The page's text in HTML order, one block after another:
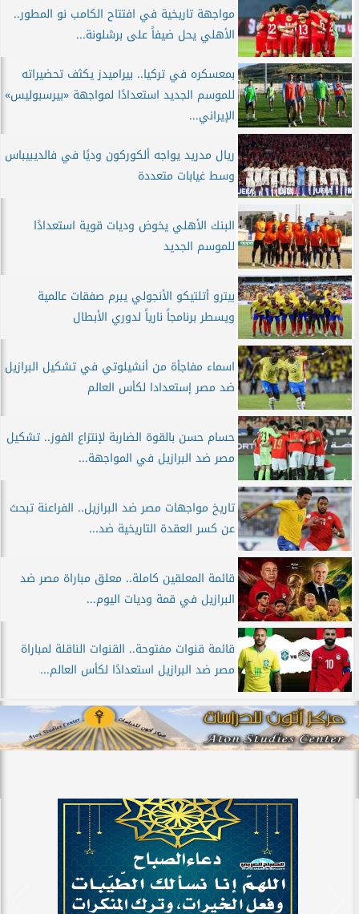
مواجهة تاريخية في افتتاح الكامب نو المطور..
الأهلي يحل ضيفاً على برشلونة...
بمعسكره في تركيا.. بيراميدز يكثف تحضيراته
للموسم الجديد استعدادًا لمواجهة «بيرسبوليس»
الإيراني...
ريال مدريد يواجه ألكوركون وديًا في فالديبيباس
وسط غيابات متعددة
البنك الأهلي يخوض وديات قوية استعدادًا
للموسم الجديد
بيترو أتلتيكو الأنجولي يبرم صفقات عالمية
ويسطر برنامجاً نارياً لدوري الأبطال
اسماء مفاجأة من أنشيلوتي في تشكيل البرازيل
ضد مصر إستعدادا لكأس العالم
حسام حسن بالقوة الضاربة لإنتزاع الفوز.. تشكيل
مصر ضد البرازيل في المواجهة...
تاريخ مواجهات مصر ضد البرازيل.. الفراعنة تبحث
عن كسر العقدة التاريخية ضد...
قائمة المعلقين كاملة.. معلق مباراة مصر ضد
البرازيل في قمة وديات اليوم...
قائمة قنوات مفتوحة.. القنوات الناقلة لمباراة
مصر ضد البرازيل استعدادًا لكأس العالم...